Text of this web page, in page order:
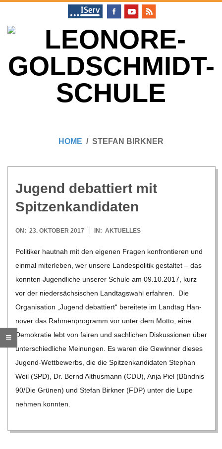
content
O
N
O
R
E
-
G
O
L
D
S
HOME STEFAN BIRKNER
Jugend debat­tiert mit
Spitzenkandidaten
2017-
ON: 23. OKTOBER 2017 IN: AKTUELLES
Poli­ti­ker haut­nah mit den eige­nen Fra­gen kon­fron­tie­ren und
ein­mal mit­er­le­ben, wer unsere Lan­des­po­li­tik gestal­tet – das
konn­ten Jugend­li­che unse­rer Schule am 09.10.2017, kurz
vor der nie­der­säch­si­schen Land­tags­wahl erfah­ren. Die
Orga­ni­sa­tion „Jugend debat­tiert“ berei­tete im Land­tag Han­
no­ver das Rah­men­pro­gramm vor unter dem Motto, eine
Demo­kra­tie lebt von fai­ren und sach­li­chen Dis­kus­sio­nen über
unter­schied­li­che Mei­nun­gen. Es waren die Gewin­ner die­ses
Jugend-Wet­t­­be­­werbs, die die Spit­zen­kan­di­da­ten Ste­phan
Weil (SPD), Dr. Bernd Alt­hus­mann (CDU), Anja Piel (Bünd­nis
90/​​Die Grü­nen) und Ste­fan Bir­k­ner (FDP) unter die Lupe
neh­men konn­ten.